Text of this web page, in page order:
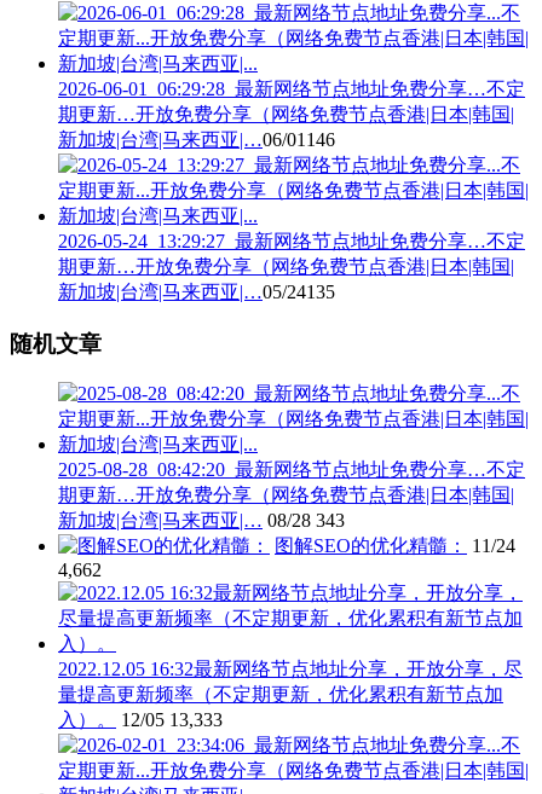
2026-06-01_06:29:28_最新网络节点地址免费分享…不定
期更新…开放免费分享（网络免费节点香港|日本|韩国|
新加坡|台湾|马来西亚|…06/01 146
2026-05-24_13:29:27_最新网络节点地址免费分享…不定
期更新…开放免费分享（网络免费节点香港|日本|韩国|
新加坡|台湾|马来西亚|…05/24135
随机文章
2025-08-28_08:42:20_最新网络节点地址免费分享…不定
期更新…开放免费分享（网络免费节点香港|日本|韩国|
新加坡|台湾|马来西亚|… 08/28 343
图解SEO的优化精髓：
11/24
4,662
2022.12.05 16:32最新网络节点地址分享，开放分享，尽
量提高更新频率（不定期更新，优化累积有新节点加
入）。
12/05 13,333